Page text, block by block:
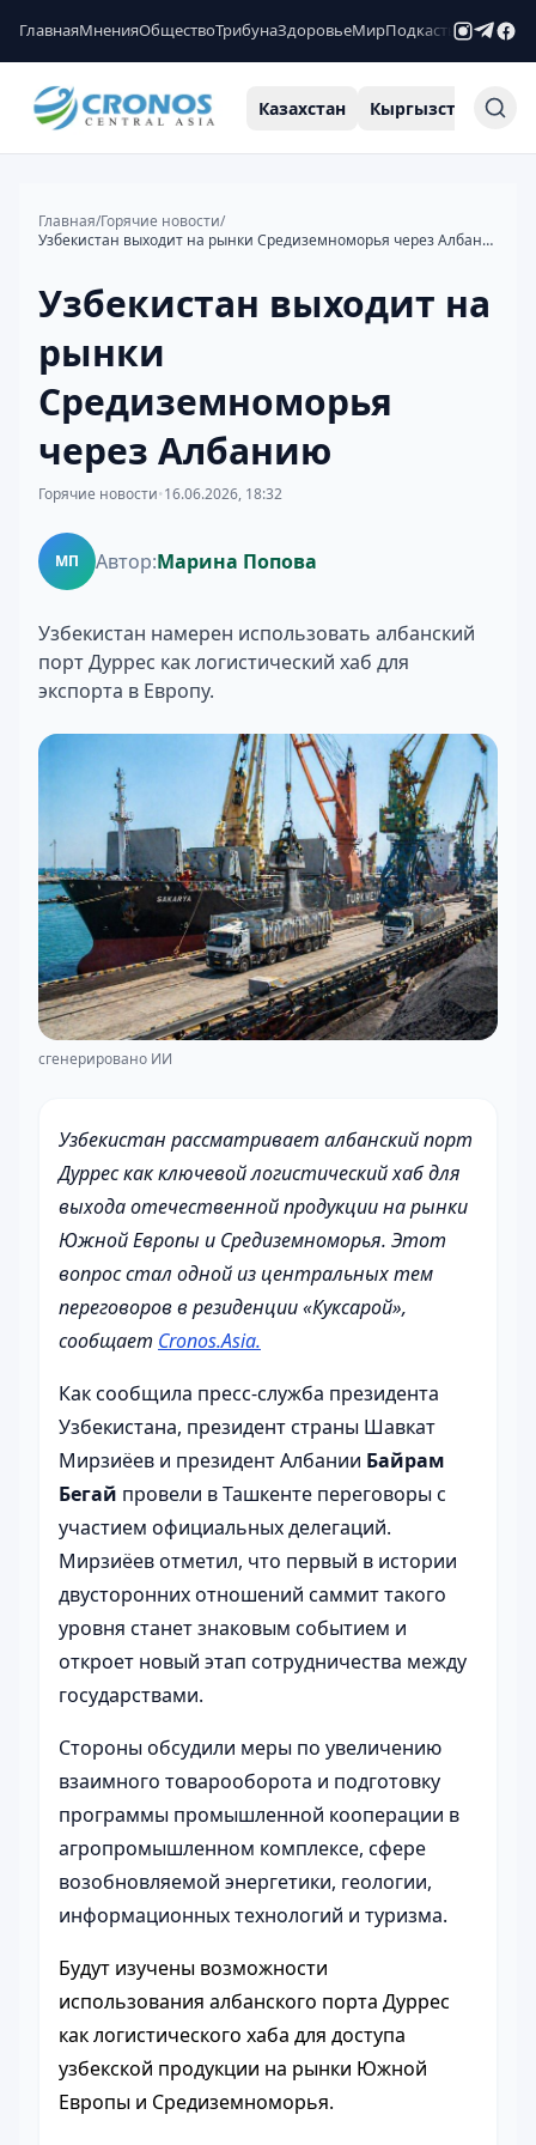
ГлавнаяМненияОбществоТрибунаЗдоровьеМирПодкастыРейтинги
Казахстан Кыргызстан
Главная/Горячие новости/
Узбекистан выходит на рынки Средиземноморья через Албанию
Узбекистан выходит на
рынки
Средиземноморья
через Албанию
Горячие новости•16.06.2026, 18:32
МП Автор:Марина Попова
Узбекистан намерен использовать албанский
порт Дуррес как логистический хаб для
экспорта в Европу.
сгенерировано ИИ
Узбекистан рассматривает албанский порт
Дуррес как ключевой логистический хаб для
выхода отечественной продукции на рынки
Южной Европы и Средиземноморья. Этот
вопрос стал одной из центральных тем
переговоров в резиденции «Куксарой»,
сообщает Cronos.Asia.
Как сообщила пресс-служба президента
Узбекистана, президент страны Шавкат
Мирзиёев и президент Албании Байрам
Бегай провели в Ташкенте переговоры с
участием официальных делегаций.
Мирзиёев отметил, что первый в истории
двусторонних отношений саммит такого
уровня станет знаковым событием и
откроет новый этап сотрудничества между
государствами.
Стороны обсудили меры по увеличению
взаимного товарооборота и подготовку
программы промышленной кооперации в
агропромышленном комплексе, сфере
возобновляемой энергетики, геологии,
информационных технологий и туризма.
Будут изучены возможности
использования албанского порта Дуррес
как логистического хаба для доступа
узбекской продукции на рынки Южной
Европы и Средиземноморья.